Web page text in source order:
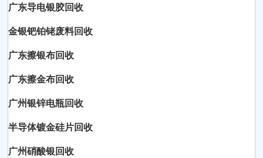
广东导电银胶回收
金银钯铂铑废料回收
广东擦银布回收
广东擦金布回收
广州银锌电瓶回收
半导体镀金硅片回收
广州硝酸银回收